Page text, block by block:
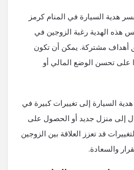
هدية السيارة في المنام كرمز
هذه الهدية رغبة الزوجين في
أهداف مشتركة. يمكن أن تكون
على تحسن الوضع المالي أو
السيارة إلى تغييرات كبيرة في
إلى منزل جديد أو الحصول على
قد تعزز العلاقة بين الزوجين
والسعادة.